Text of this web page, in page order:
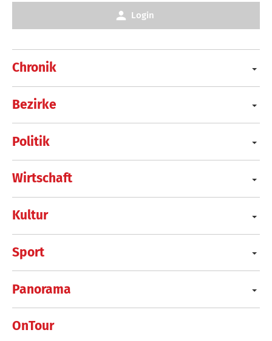
Chronik
Bezirke
Politik
Wirtschaft
Kultur
Sport
Panorama
OnTour
Login